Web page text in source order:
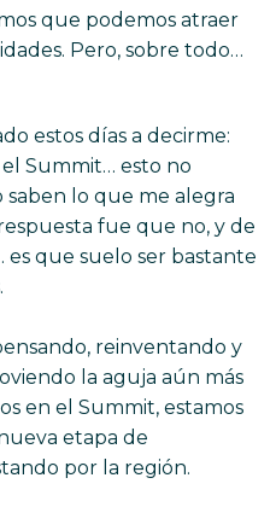
que podemos atraer
Pero, sobre todo…
estos días a decirme:
Summit… esto no
lo que me alegra
fue que no, y de
que suelo ser bastante
reinventando y
la aguja aún más
en el Summit, estamos
etapa de
por la región.